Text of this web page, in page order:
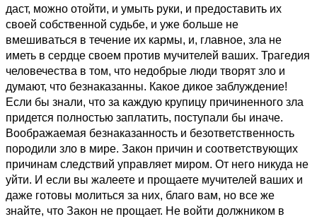
даст, можно отойти, и умыть руки, и предоставить их
своей собственной судьбе, и уже больше не
вмешиваться в течение их кармы, и, главное, зла не
иметь в сердце своем против мучителей ваших. Трагедия
человечества в том, что недобрые люди творят зло и
думают, что безнаказанны. Какое дикое заблуждение!
Если бы знали, что за каждую крупицу причиненного зла
придется полностью заплатить, поступали бы иначе.
Воображаемая безнаказанность и безответственность
породили зло в мире. Закон причин и соответствующих
причинам следствий управляет миром. От него никуда не
уйти. И если вы жалеете и прощаете мучителей ваших и
даже готовы молиться за них, благо вам, но все же
знайте, что Закон не прощает. Не войти должником в